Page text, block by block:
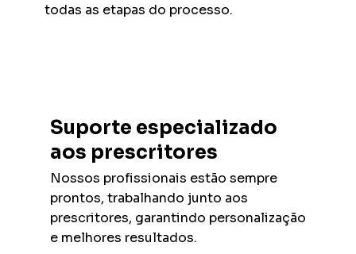
todas as etapas do processo.
Suporte especializado
aos prescritores
Nossos profissionais estão sempre
prontos, trabalhando junto aos
prescritores, garantindo personalização
e melhores resultados.